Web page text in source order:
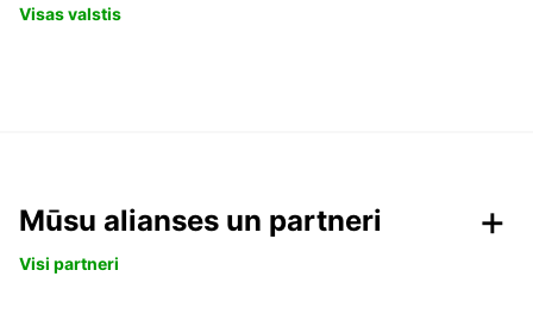
Visas valstis
Mūsu alianses un partneri
Visi partneri